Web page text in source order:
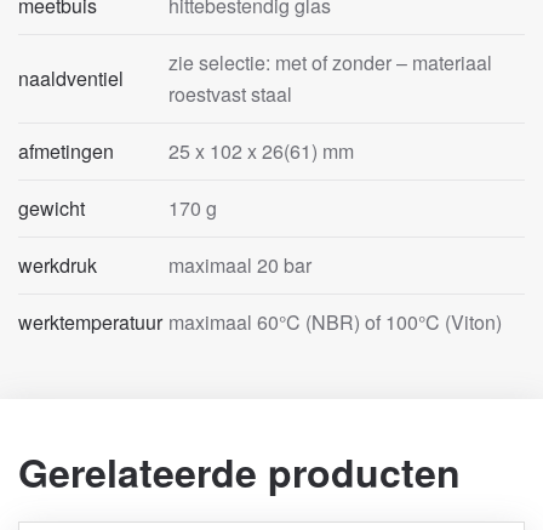
meetbuis hittebestendig glas
naaldventiel
zie selectie: met of zonder – materiaal
roestvast staal
afmetingen 25 x 102 x 26(61) mm
gewicht 170 g
werkdruk maximaal 20 bar
werktemperatuur maximaal 60°C (NBR) of 100°C (Viton)
Gerelateerde producten